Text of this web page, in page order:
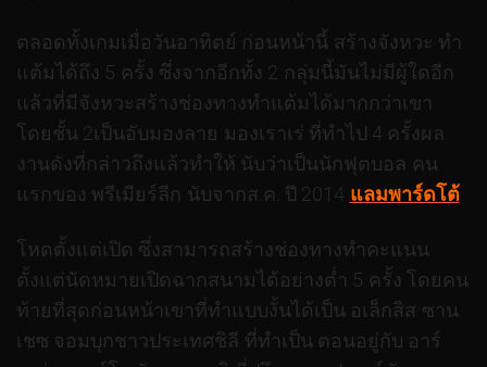
ตลอดทั้งเกมเมื่อวันอาทิตย์ ก่อนหน้านี้ สร้างจังหวะ ทำ
แต้มได้ถึง 5 ครั้ง ซึ่งจากอีกทั้ง 2 กลุ่มนี้มันไม่มีผู้ใดอีก
แล้วที่มีจังหวะสร้างช่องทางทำแต้มได้มากกว่าเขา
โดยชั้น 2เป็นอับมองลาย มองเราเร่ ที่ทำไป 4 ครั้งผล
งานดังที่กล่าวถึงแล้วทำให้ นับว่าเป็นนักฟุตบอล คน
แรกของ พรีเมียร์ลีก นับจากส.ค. ปี 2014 แลมพาร์ดโต้
โหดตั้งแต่เปิด ซึ่งสามารถสร้างช่องทางทำคะแนน
ตั้งแต่นัดหมายเปิดฉากสนามได้อย่างต่ำ 5 ครั้ง โดยคน
ท้ายที่สุดก่อนหน้าเขาที่ทำแบบงั้นได้เป็น อเล็กสิส ซาน
เชซ จอมบุกชาวประเทศชิลี ที่ทำเป็น ตอนอยู่กับ อาร์